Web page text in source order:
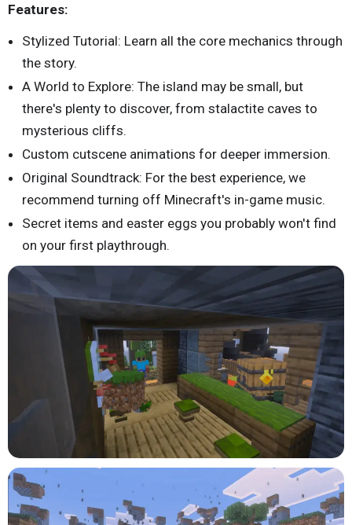
Features:
Stylized Tutorial: Learn all the core mechanics through
the story.
A World to Explore: The island may be small, but
there's plenty to discover, from stalactite caves to
mysterious cliffs.
Custom cutscene animations for deeper immersion.
Original Soundtrack: For the best experience, we
recommend turning off Minecraft's in-game music.
Secret items and easter eggs you probably won't find
on your first playthrough.